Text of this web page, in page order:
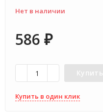
Нет в наличии
586 ₽
Купить
Купить в один клик